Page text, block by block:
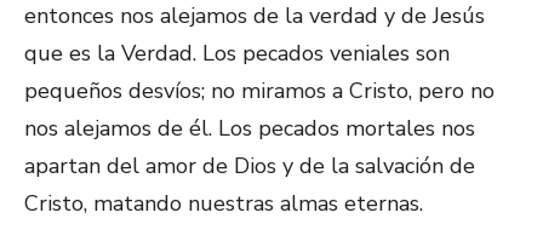
entonces nos alejamos de la verdad y de Jesús
que es la Verdad. Los pecados veniales son
pequeños desvíos; no miramos a Cristo, pero no
nos alejamos de él. Los pecados mortales nos
apartan del amor de Dios y de la salvación de
Cristo, matando nuestras almas eternas.